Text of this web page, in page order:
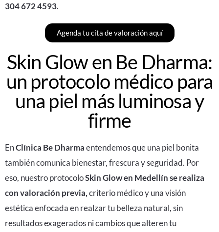
304 672 4593.
Agenda tu cita de valoración aquí
Skin Glow en Be Dharma:
un protocolo médico para
una piel más luminosa y
firme
EnClínica Be Dharmaentendemos que una piel bonita
también comunica bienestar, frescura y seguridad. Por
eso, nuestro protocoloSkin Glow en Medellínse realiza
con valoración previa,criterio médico y una visión
estética enfocada en realzar tu belleza natural, sin
resultados exagerados ni cambios que alteren tu